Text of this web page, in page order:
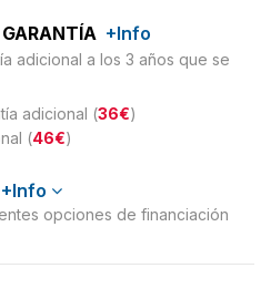
+Info
adicional a los 3 años que se
adicional (36€)
(46€)
+Info
opciones de financiación